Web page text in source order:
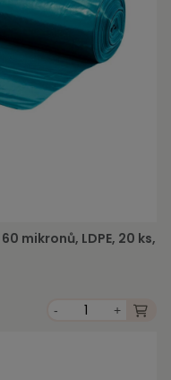
mikronů, LDPE, 20 ks,
- +